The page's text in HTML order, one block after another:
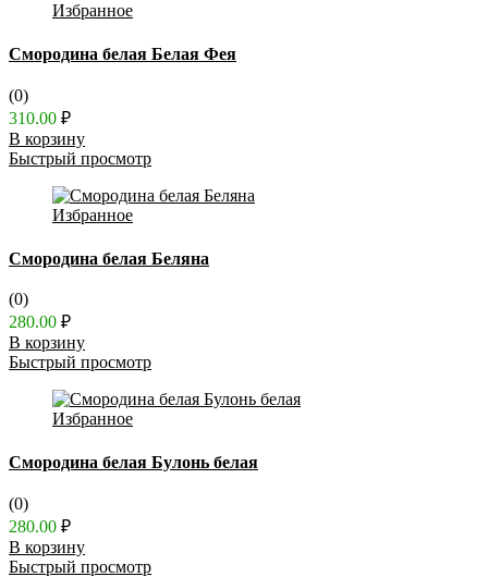
Избранное
Смородина белая Белая Фея
(0)
310.00 ₽
В корзину
Быстрый просмотр
Избранное
Смородина белая Беляна
(0)
280.00 ₽
В корзину
Быстрый просмотр
Избранное
Смородина белая Булонь белая
(0)
280.00 ₽
В корзину
Быстрый просмотр